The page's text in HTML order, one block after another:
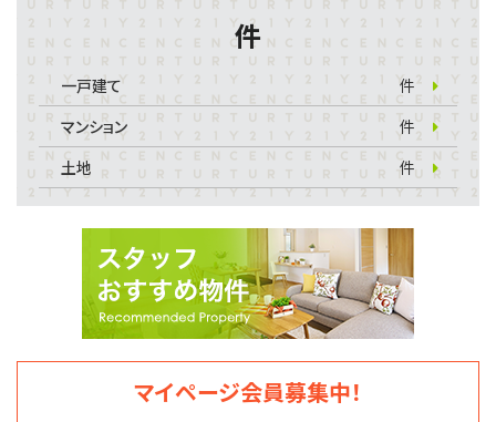
件
一戸建て
件
マンション
件
土地
件
マイページ会員募集中！